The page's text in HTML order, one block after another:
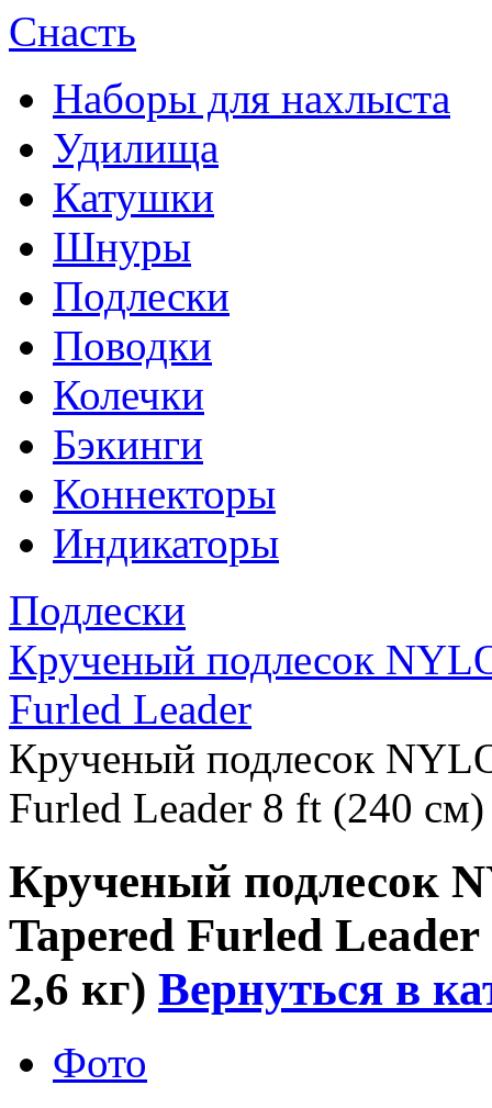
Снасть
Наборы для нахлыста
Удилища
Катушки
Шнуры
Подлески
Поводки
Колечки
Бэкинги
Коннекторы
Индикаторы
Подлески
Крученый подлесок
Furled Leader
Крученый подлесок
Furled Leader 8 ft (240
Крученый подлесок
Tapered Furled
2,6 кг) Вернуться в
Фото